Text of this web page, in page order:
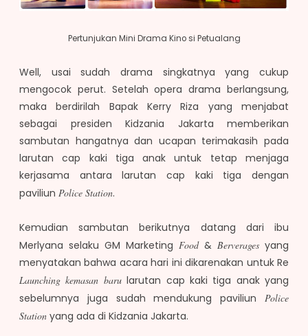
Pertunjukan Mini Drama Kino si Petualang
Well, usai sudah drama singkatnya yang cukup
mengocok perut. Setelah opera drama berlangsung,
maka berdirilah Bapak Kerry Riza yang menjabat
sebagai presiden Kidzania Jakarta memberikan
sambutan hangatnya dan ucapan terimakasih pada
larutan cap kaki tiga anak untuk tetap menjaga
kerjasama antara larutan cap kaki tiga dengan
paviliun Police Station.
Kemudian sambutan berikutnya datang dari ibu
Merlyana selaku GM Marketing Food& Berverages yang
menyatakan bahwa acara hari ini dikarenakan untuk Re
Launching kemasan barularutan cap kaki tiga anak yang
sebelumnya juga sudah mendukung paviliun Police
Station yang ada di Kidzania Jakarta.